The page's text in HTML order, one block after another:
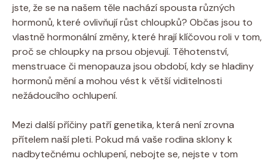
jste, že se na našem těle nachází spousta různých
hormonů, které ovlivňují růst chloupků? Občas jsou to
vlastně hormonální změny, které hrají klíčovou roli v tom,
proč se chloupky na prsou objevují. Těhotenství,
menstruace či menopauza jsou období, kdy se hladiny
hormonů mění a mohou vést k větší viditelnosti
nežádoucího ochlupení.
Mezi další příčiny patří genetika, která není zrovna
přítelem naší pleti. Pokud má vaše rodina sklony k
nadbytečnému ochlupení, nebojte se, nejste v tom